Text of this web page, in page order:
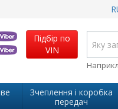
Підбір по
VIN
Зчеплення і коробка
передач